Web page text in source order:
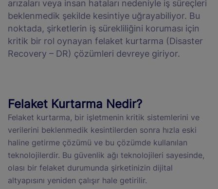
arızaları veya insan hataları nedeniyle iş süreçleri
beklenmedik şekilde kesintiye uğrayabiliyor. Bu
noktada, şirketlerin iş sürekliliğini koruması için
kritik bir rol oynayan felaket kurtarma (Disaster
Recovery – DR) çözümleri devreye giriyor.
Felaket Kurtarma Nedir?
Felaket kurtarma, bir işletmenin kritik sistemlerini ve
verilerini beklenmedik kesintilerden sonra hızla eski
haline getirme çözümü ve bu çözümde kullanılan
teknolojilerdir. Bu güvenlik ağı teknolojileri sayesinde,
olası bir felaket durumunda şirketinizin dijital
altyapısını yeniden çalışır hale getirilir.